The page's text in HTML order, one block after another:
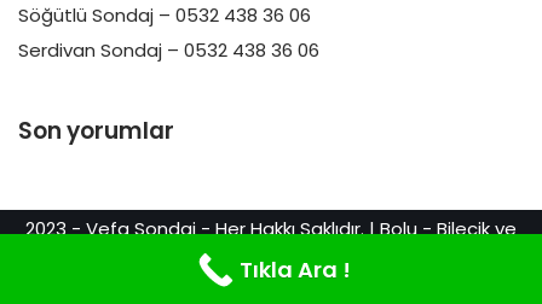
Söğütlü Sondaj – 0532 438 36 06
Serdivan Sondaj – 0532 438 36 06
Son yorumlar
2023 - Vefa Sondaj - Her Hakkı Saklıdır. | Bolu - Bilecik ve
Sakarya Sondaj Hizmetleri. Web Tasarım & Reklam
Webkurdu.com.tr
Tıkla Ara !